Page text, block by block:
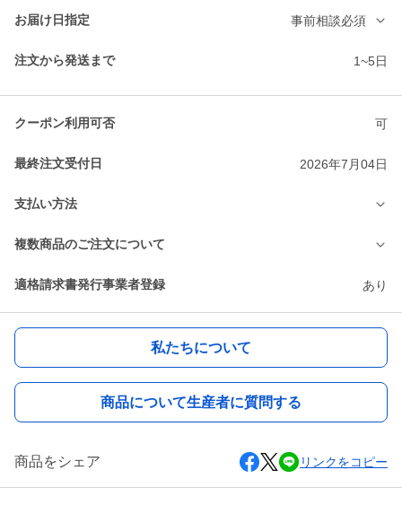
お届け日指定 事前相談必須
注文から発送まで 1~5日
クーポン利用可否 可
最終注文受付日 2026年7月04日
支払い方法
複数商品のご注文について
適格請求書発行事業者登録 あり
私たちについて
商品について生産者に質問する
商品をシェア リンクをコピー